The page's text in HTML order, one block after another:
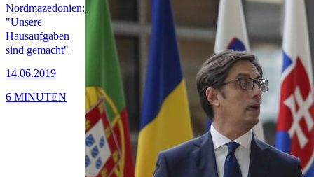
Nordmazedonien:
"Unsere
Hausaufgaben
sind gemacht"
14.06.2019
6 MINUTEN